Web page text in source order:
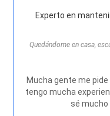
Experto en
Quedándome en casa,
Mucha gente me
tengo mucha
sé mucho